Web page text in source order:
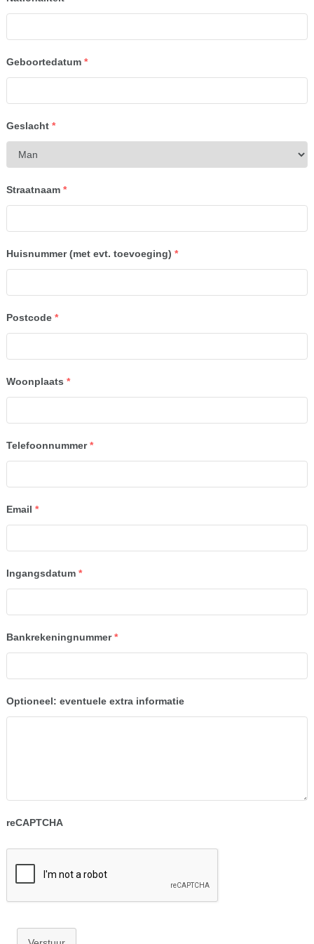
Geboortedatum *
Geslacht *
Straatnaam *
Huisnummer (met evt. toevoeging) *
Postcode *
Woonplaats *
Telefoonnummer *
Email *
Ingangsdatum *
Bankrekeningnummer *
Optioneel: eventuele extra informatie
reCAPTCHA